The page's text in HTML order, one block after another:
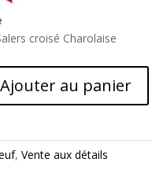
croisé Charolaise
Ajouter au panier
, Vente aux détails